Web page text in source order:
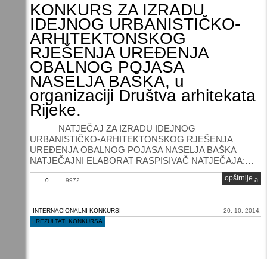
KONKURS ZA IZRADU
IDEJNOG URBANISTIČKO-
ARHITEKTONSKOG
RJEŠENJA UREĐENJA
OBALNOG POJASA
NASELJA BAŠKA, u
organizaciji Društva arhitekata
Rijeke.
NATJEČAJ ZA IZRADU IDEJNOG
URBANISTIČKO-ARHITEKTONSKOG RJEŠENJA
UREĐENJA OBALNOG POJASA NASELJA BAŠKA
NATJEČAJNI ELABORAT RASPISIVAČ NATJEČAJA:…
0 9972 opširnije
INTERNACIONALNI KONKURSI
/ REZULTATI KONKURSA
20. 10. 2014.